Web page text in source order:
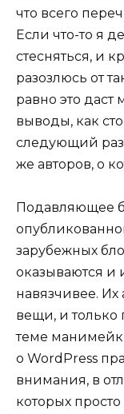
что всего
Если что-то я
стесняться, и
разозлюсь от
равно это
выводы, как
следующий
же авторов, о
Подавляющее
зарубежных
оказываются и
навязчивее.
вещи, и только
теме
о WordPress
внимания, в
которых